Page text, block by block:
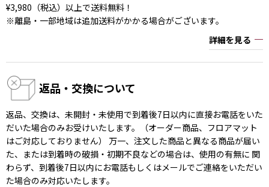
¥3,980（税込）以上で送料無料！
※離島・一部地域は追加送料がかかる場合がございます。
詳細を見る
返品・交換について
返品、交換は、未開封・未使用で到着後7日以内に直接お電話をいた
だいた場合のみお受けいたします。（オーダー商品、フロアマット
はご対応しておりません） 万一、注文した商品と異なる商品が届い
た、または到着時の破損・初期不良などの場合は、使用の有無に 関
わらず、到着後7日以内にお電話もしくはメールでご連絡をいただい
た場合のみ対応いたします。